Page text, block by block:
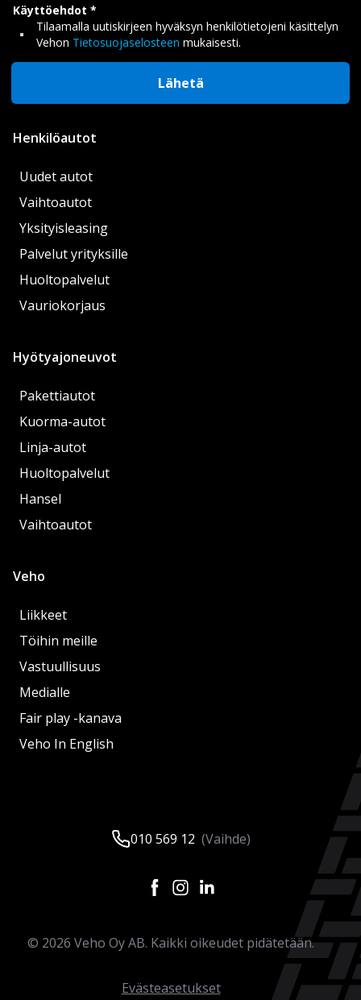
Käyttöehdot
Tilaamalla uutiskirjeen hyväksyn henkilötietojeni käsittelyn
Vehon Tietosuojaselosteen mukaisesti.
Lähetä
Henkilöautot
Uudet autot
Vaihtoautot
Yksityisleasing
Palvelut yrityksille
Huoltopalvelut
Vauriokorjaus
Hyötyajoneuvot
Pakettiautot
Kuorma-autot
Linja-autot
Huoltopalvelut
Hansel
Vaihtoautot
Veho
Liikkeet
Töihin meille
Vastuullisuus
Medialle
Fair play -kanava
Veho In English
010 569 12 (Vaihde)
© 2026 Veho Oy AB. Kaikki oikeudet pidätetään.
Evästeasetukset